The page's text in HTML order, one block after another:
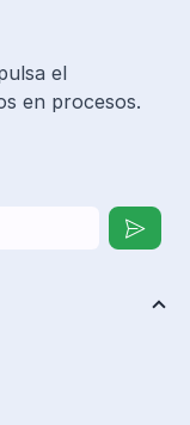
el
en procesos.